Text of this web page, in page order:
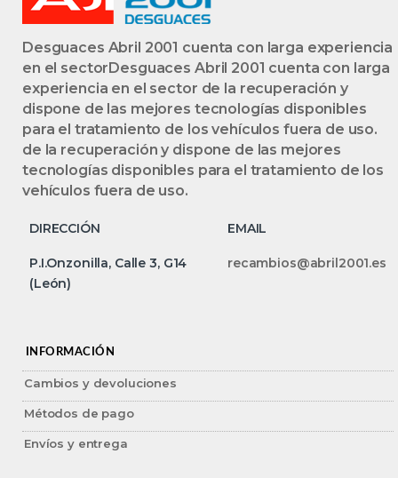
Desguaces Abril 2001 cuenta con larga experiencia
en el sectorDesguaces Abril 2001 cuenta con larga
experiencia en el sector de la recuperación y
dispone de las mejores tecnologías disponibles
para el tratamiento de los vehículos fuera de uso.
de la recuperación y dispone de las mejores
tecnologías disponibles para el tratamiento de los
vehículos fuera de uso.
DIRECCIÓN EMAIL
P.I.Onzonilla, Calle 3, G14
(León)
recambios@abril2001.es
INFORMACIÓN
Cambios y devoluciones
Métodos de pago
Envíos y entrega